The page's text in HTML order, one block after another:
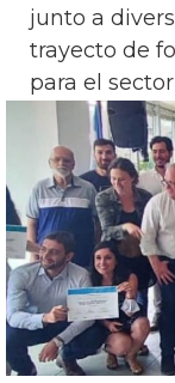
junto a
trayecto de
para el